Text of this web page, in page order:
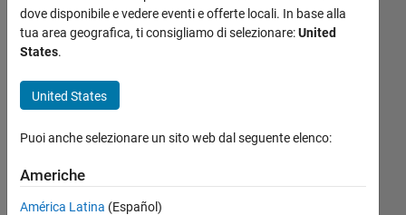
calculate a
vector from
vectors
loop
Guy
dove disponibile e vedere eventi e offerte locali. In base alla
tua area geografica, ti consigliamo di selezionare:United
States.
United States
Puoi anche selezionare un sito web dal seguente elenco:
Americhe
América Latina (Español)